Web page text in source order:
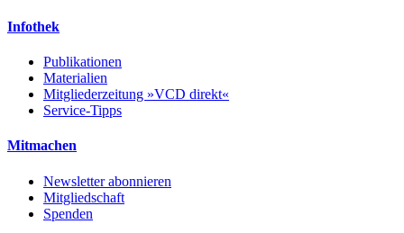
Infothek
Publikationen
Materialien
Mitgliederzeitung »VCD direkt«
Service-Tipps
Mitmachen
Newsletter abonnieren
Mitgliedschaft
Spenden